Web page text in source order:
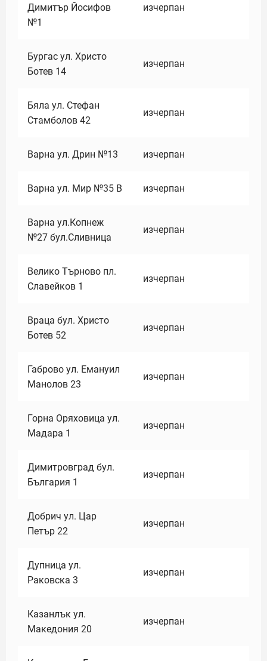
Димитър Йосифов
№1
изчерпан
Бургас ул. Христо
Ботев 14
изчерпан
Бяла ул. Стефан
Стамболов 42
изчерпан
Варна ул. Дрин №13 изчерпан
Варна ул. Мир №35 В изчерпан
Варна ул.Копнеж
№27 бул.Сливница
изчерпан
Велико Търново пл.
Славейков 1
изчерпан
Враца бул. Христо
Ботев 52
изчерпан
Габрово ул. Емануил
Манолов 23
изчерпан
Горна Оряховица ул.
Мадара 1
изчерпан
Димитровград бул.
България 1
изчерпан
Добрич ул. Цар
Петър 22
изчерпан
Дупница ул.
Раковска 3
изчерпан
Казанлък ул.
Македония 20
изчерпан